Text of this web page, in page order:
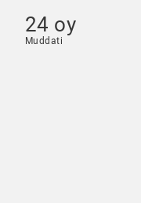
24 oy
Muddati